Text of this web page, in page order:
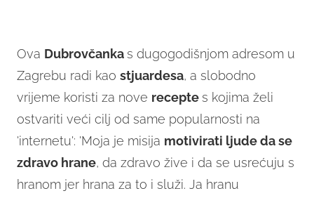
Ova Dubrovčankas dugogodišnjom adresom u
Zagrebu radi kao stjuardesa, a slobodno
vrijeme koristi za nove receptes kojima želi
ostvariti veći cilj od same popularnosti na
'internetu': 'Moja je misija motivirati ljude da se
zdravo hrane, da zdravo žive i da se usrećuju s
hranom jer hrana za to i služi. Ja hranu